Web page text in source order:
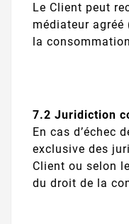
Le Client peut
médiateur agréé
la
7.2 Juridiction
En cas d’échec
exclusive des
Client ou selon
du droit de la